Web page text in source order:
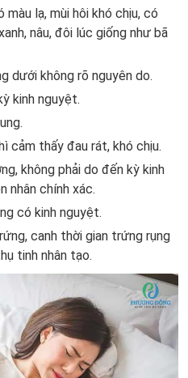
lạ, mùi hôi khó chịu, có
nâu, đôi lúc giống như bã
dưới không rõ nguyên do.
kinh nguyệt.
cảm thấy đau rát, khó chịu.
không phải do đến kỳ kinh
nhân chính xác.
có kinh nguyệt.
canh thời gian trứng rụng
tinh nhân tạo.